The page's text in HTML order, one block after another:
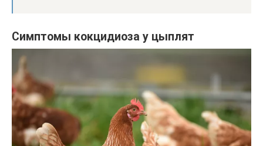
Симптомы кокцидиоза у цыплят